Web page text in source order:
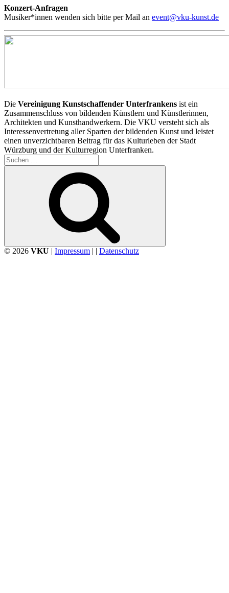
Konzert-Anfragen
Musiker*innen wenden sich bitte per Mail an event@vku-kunst.de
Die Vereinigung Kunstschaffender Unterfrankens ist ein
Zusammenschluss von bildenden Künstlern und Künstlerinnen,
Architekten und Kunsthandwerkern. Die VKU versteht sich als
Interessenvertretung aller Sparten der bildenden Kunst und leistet
einen unverzichtbaren Beitrag für das Kulturleben der Stadt
Würzburg und der Kulturregion Unterfranken.
Suchen
nach:
© 2026 VKU | Impressum | | Datenschutz